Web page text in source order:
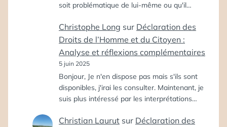
soit problématique de lui-même ou qu'il…
Christophe Long sur Déclaration des
Droits de l’Homme et du Citoyen :
Analyse et réflexions complémentaires
5 juin 2025
Bonjour, Je n'en dispose pas mais s'ils sont
disponibles, j'irai les consulter. Maintenant, je
suis plus intéressé par les interprétations…
Christian Laurut sur Déclaration des